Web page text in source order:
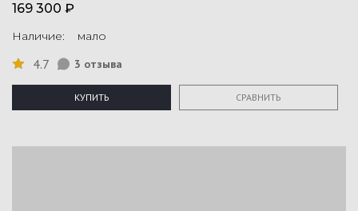
169 300 ₽
Наличие: мало
4.7 3 отзыва
КУПИТЬ СРАВНИТЬ